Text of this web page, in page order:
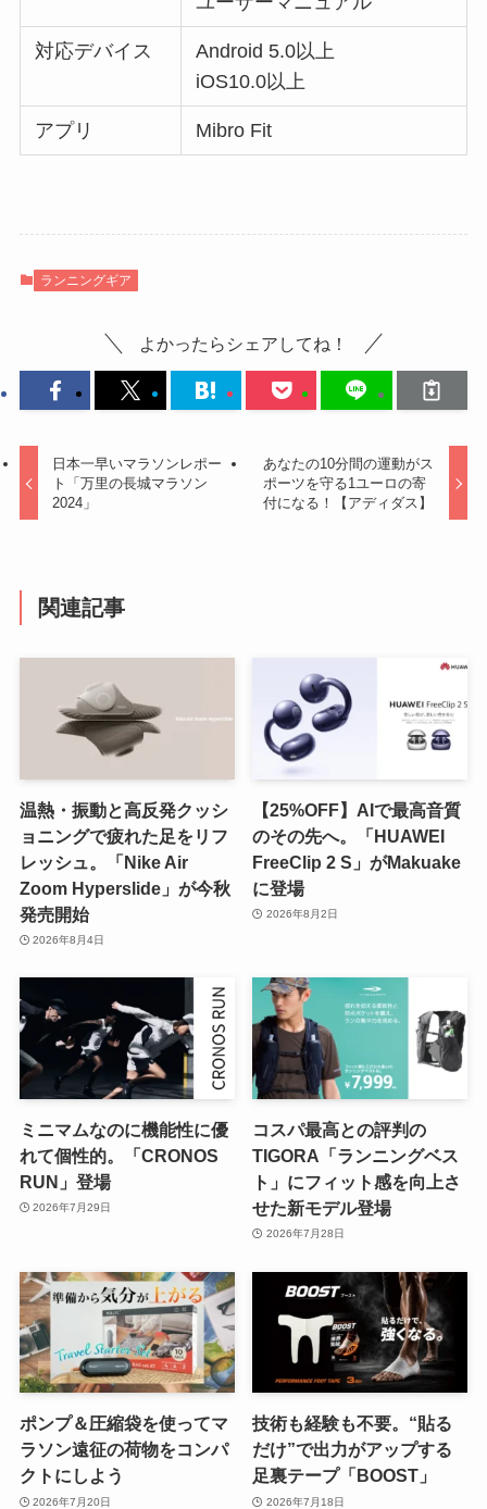
対応デバイス
Android 5.0以上
iOS10.0以上
アプリ Mibro Fit
ランニングギア
よかったらシェアしてね！
日本一早いマラソンレポー
ト「万里の長城マラソン
2024」
あなたの10分間の運動がス
ポーツを守る1ユーロの寄
付になる！【アディダス】
関連記事
温熱・振動と高反発クッシ
ョニングで疲れた足をリフ
レッシュ。「Nike Air
Zoom Hyperslide」が今秋
発売開始
2026年8月4日
【25%OFF】AIで最高音質
のその先へ。「HUAWEI
FreeClip 2 S」がMakuake
に登場
2026年8月2日
ミニマムなのに機能性に優
れて個性的。「CRONOS
RUN」登場
2026年7月29日
コスパ最高との評判の
TIGORA「ランニングベス
ト」にフィット感を向上さ
せた新モデル登場
2026年7月28日
ポンプ＆圧縮袋を使ってマ
ラソン遠征の荷物をコンパ
クトにしよう
2026年7月20日
技術も経験も不要。“貼る
だけ”で出力がアップする
足裏テープ「BOOST」
2026年7月18日